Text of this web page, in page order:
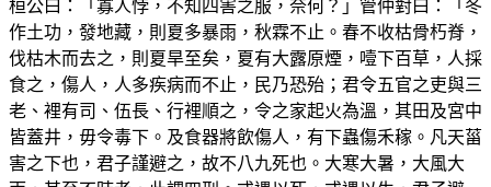
桓公曰：「寡人悖，不知四害之服，奈何？」管仲對曰：「冬
作土功，發地藏，則夏多暴雨，秋霖不止。春不收枯骨朽脊，
伐枯木而去之，則夏旱至矣，夏有大露原煙，噎下百草，人採
食之，傷人，人多疾病而不止，民乃恐殆；君令五官之吏與三
老、裡有司、伍長、行裡順之，令之家起火為溫，其田及宮中
皆蓋井，毋令毒下。及食器將飲傷人，有下蟲傷禾稼。凡天菑
害之下也，君子謹避之，故不八九死也。大寒大暑，大風大